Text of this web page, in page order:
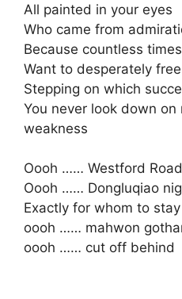
All painted in your eyes
Who came from
Because countless
Want to desperately free
Stepping on which
You never look down
weakness
Oooh …… Westford
Oooh …… Dongluqiao
Exactly for whom to stay
oooh …… mahwon
oooh …… cut off behind